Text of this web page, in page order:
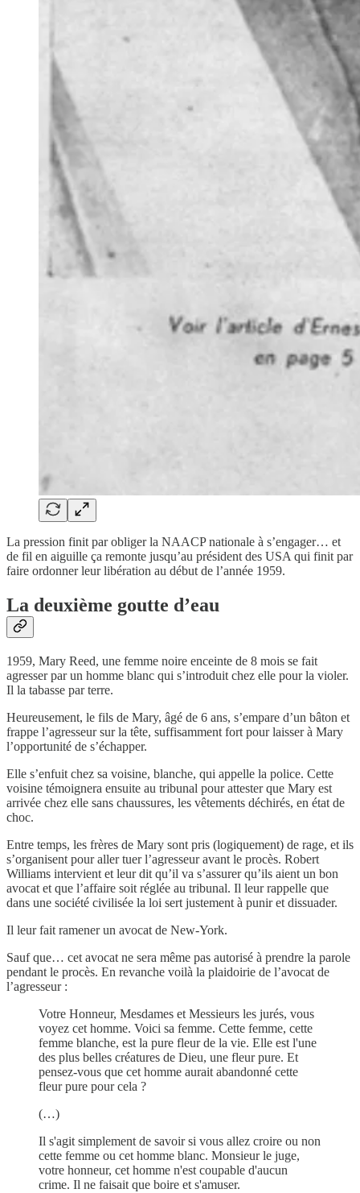
La pression finit par obliger la NAACP nationale à s’engager… et
de fil en aiguille ça remonte jusqu’au président des USA qui finit par
faire ordonner leur libération au début de l’année 1959.
La deuxième goutte d’eau
1959, Mary Reed, une femme noire enceinte de 8 mois se fait
agresser par un homme blanc qui s’introduit chez elle pour la violer.
Il la tabasse par terre.
Heureusement, le fils de Mary, âgé de 6 ans, s’empare d’un bâton et
frappe l’agresseur sur la tête, suffisamment fort pour laisser à Mary
l’opportunité de s’échapper.
Elle s’enfuit chez sa voisine, blanche, qui appelle la police. Cette
voisine témoignera ensuite au tribunal pour attester que Mary est
arrivée chez elle sans chaussures, les vêtements déchirés, en état de
choc.
Entre temps, les frères de Mary sont pris (logiquement) de rage, et ils
s’organisent pour aller tuer l’agresseur avant le procès. Robert
Williams intervient et leur dit qu’il va s’assurer qu’ils aient un bon
avocat et que l’affaire soit réglée au tribunal. Il leur rappelle que
dans une société civilisée la loi sert justement à punir et dissuader.
Il leur fait ramener un avocat de New-York.
Sauf que… cet avocat ne sera même pas autorisé à prendre la parole
pendant le procès. En revanche voilà la plaidoirie de l’avocat de
l’agresseur :
Votre Honneur, Mesdames et Messieurs les jurés, vous
voyez cet homme. Voici sa femme. Cette femme, cette
femme blanche, est la pure fleur de la vie. Elle est l'une
des plus belles créatures de Dieu, une fleur pure. Et
pensez-vous que cet homme aurait abandonné cette
fleur pure pour cela ?
(…)
Il s'agit simplement de savoir si vous allez croire ou non
cette femme ou cet homme blanc. Monsieur le juge,
votre honneur, cet homme n'est coupable d'aucun
crime. Il ne faisait que boire et s'amuser.